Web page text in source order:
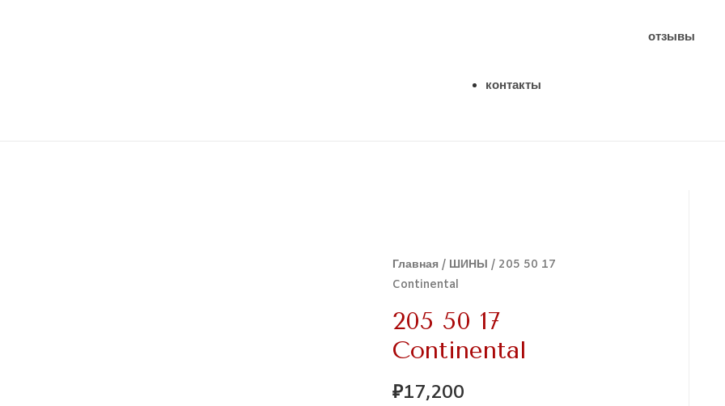
отзывы
контакты
Главная / ШИНЫ / 205 50 17
Continental
205 50 17
Continental
₽17,200